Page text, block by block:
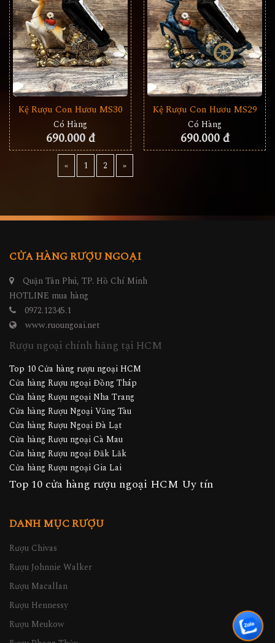
Kệ Rượu Con Hươu MS30
Có Hàng
690.000 đ
Kệ Rượu Con Hươu MS29
Có Hàng
690.000 đ
« 1 2 »
CỬA HÀNG RƯỢU NGOẠI
Quận Tân Phú, TP. Hồ Chí Minh
HOTLINE mua hàng
0972.12345.1
www.ruoungoai.net
Rượu ngoại chính hãng tại HCM
Top 10 Cửa hàng rượu ngoại HCM
Cửa hàng Rượu ngoại Đồng Tháp
Cửa hàng Rượu ngoại Nha Trang
Cửa hàng Rượu Ngoại Vũng Tàu
Cửa hàng Rượu Ngoại Đà Lạt
Cửa hàng Rượu ngoại Cà Mau
Cửa hàng Rượu ngoại Đăk Lăk
Cửa hàng Rượu ngoại Gia Lai
Top 10 cửa hàng rượu ngoại HCM Uy tín
DANH MỤC RƯỢU
Rượu Chivas
Rượu Johnnie Walker
Rượu Macallan
Rượu Hennessy
Rượu Meukow